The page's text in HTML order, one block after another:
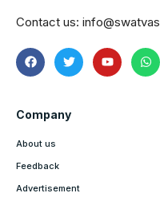
Contact us:
Company
About us
Feedback
Advertisement